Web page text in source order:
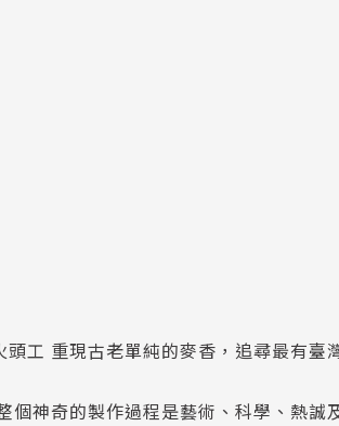
工 重現古老單純的麥香，追尋最有臺
個神奇的製作過程是藝術、科學、熱